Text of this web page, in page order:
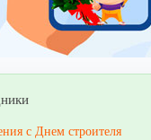
с Днем строителя